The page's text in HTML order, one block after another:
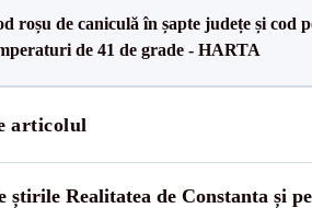
roșu de caniculă în șapte județe și
de 41 de grade - HARTA
articolul
știrile Realitatea de Constanta și pe